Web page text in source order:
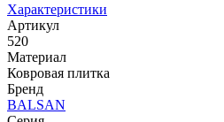
Характеристики
Артикул
520
Материал
Ковровая плитка
Бренд
BALSAN